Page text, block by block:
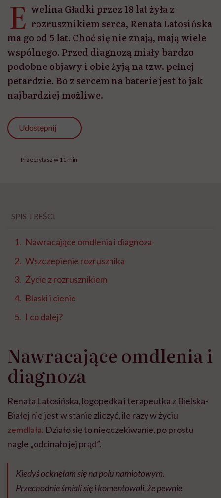
E welina Gładki przez 18 lat żyła z
rozrusznikiem serca, Renata Latosińska
ma go od 5 lat. Choć się nie znają, mają wiele
wspólnego. Przed diagnozą miały bardzo
podobne objawy i obie żyją na tzw. pełnej
petardzie. Bo z sercem na baterie jest to jak
najbardziej możliwe.
Udostępnij
Przeczytasz w 11 min
SPIS TREŚCI
Nawracające omdlenia i diagnoza
Wszczepienie rozrusznika
Życie z rozrusznikiem
Blaski i cienie
I co dalej?
Nawracające omdlenia i
diagnoza
Renata Latosińska, logopedka i terapeutka z Bielska-
Białej nie jest w stanie zliczyć, ile razy w życiu
zemdlała. Działo się to nieoczekiwanie, po prostu
nagle „odcinało jej prąd”.
Kiedyś ocknęłam się na polu namiotowym.
Przechodnie śmiali się i komentowali, że pewnie